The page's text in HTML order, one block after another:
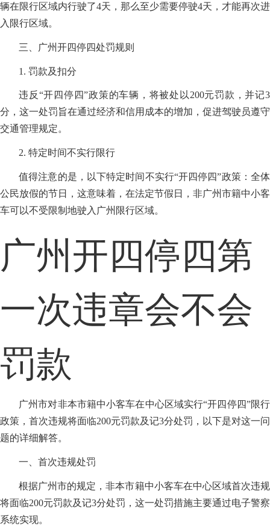
辆在限行区域内行驶了4天，那么至少需要停驶4天，才能再次进
入限行区域。
三、广州开四停四处罚规则
1. 罚款及扣分
违反“开四停四”政策的车辆，将被处以200元罚款，并记3
分，这一处罚旨在通过经济和信用成本的增加，促进驾驶员遵守
交通管理规定。
2. 特定时间不实行限行
值得注意的是，以下特定时间不实行“开四停四”政策：全体
公民放假的节日，这意味着，在法定节假日，非广州市籍中小客
车可以不受限制地驶入广州限行区域。
广州开四停四第
一次违章会不会
罚款
广州市对非本市籍中小客车在中心区域实行“开四停四”限行
政策，首次违规将面临200元罚款及记3分处罚，以下是对这一问
题的详细解答。
一、首次违规处罚
根据广州市的规定，非本市籍中小客车在中心区域首次违规
将面临200元罚款及记3分处罚，这一处罚措施主要通过电子警察
系统实现。